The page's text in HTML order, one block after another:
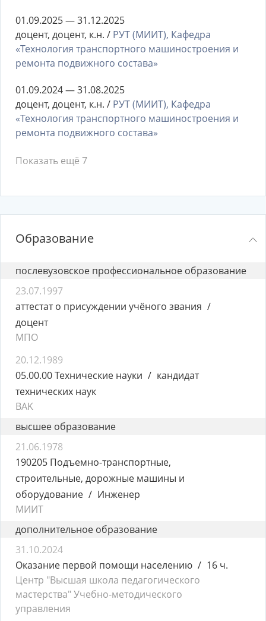
01.09.2025 — 31.12.2025
доцент, доцент, к.н. / РУТ (МИИТ), Кафедра
«Технология транспортного машиностроения и
ремонта подвижного состава»
01.09.2024 — 31.08.2025
доцент, доцент, к.н. / РУТ (МИИТ), Кафедра
«Технология транспортного машиностроения и
ремонта подвижного состава»
Показать ещё 7
Образование
послевузовское профессиональное образование
23.07.1997
аттестат о присуждении учёного звания
доцент
MПO
20.12.1989
05.00.00 Технические науки
кандидат
технических наук
BAK
высшее образование
21.06.1978
190205 Подъемно-транспортные,
строительные, дорожные машины и
оборудование
Инженер
МИИТ
дополнительное образование
31.10.2024
Оказание первой помощи населению
16 ч.
Центр "Высшая школа педагогического
мастерства" Учебно-методического
управления